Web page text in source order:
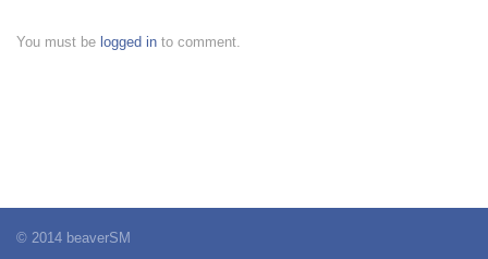
You must be logged in to comment.
© 2014 beaverSM